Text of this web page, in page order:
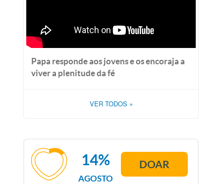
Papa responde aos jovens e os encoraja a
viver a plenitude da fé
VER TODOS »
AGOSTO
14% DOAR